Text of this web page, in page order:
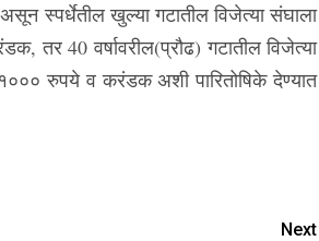
स्पर्धेतील खुल्या गटातील विजेत्या संघाला
40 वर्षावरील(प्रौढ) गटातील विजेत्या
रुपये व करंडक अशी पारितोषिके देण्यात
Next